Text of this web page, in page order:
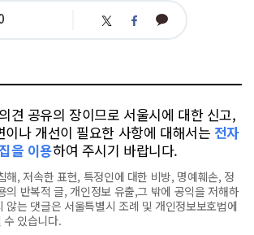
트 페 카
견 공유의 장이므로 서울시에 대한 신고,
나 개선이 필요한 사항에 대해서는 전자
을 이용하여 주시기 바랍니다.
해, 저속한 표현, 특정인에 대한 비방, 명예훼손, 정
의 반복적 글, 개인정보 유출,그 밖에 공익을 저해하
않는 댓글은 서울특별시 조례 및 개인정보보호법에
있습니다.